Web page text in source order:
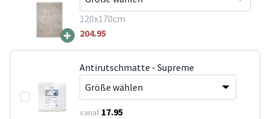
+
120x170cm
204.95
Antirutschmatte - Supreme
vanaf 17.95